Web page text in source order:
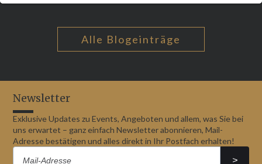
Alle Blogeinträge
Newsletter
Exklusive Updates zu Events, Angeboten und allem, was Sie bei
uns erwartet – ganz einfach Newsletter abonnieren, Mail-
Adresse bestätigen und alles direkt in Ihr Postfach erhalten!